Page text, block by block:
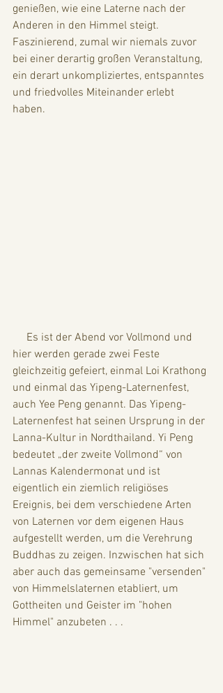
genießen, wie eine Laterne nach der
Anderen in den Himmel steigt.
Faszinierend, zumal wir niemals zuvor
bei einer derartig großen Veranstaltung,
ein derart unkompliziertes, entspanntes
und friedvolles Miteinander erlebt
haben.
hier werden gerade zwei Feste
gleichzeitig gefeiert, einmal Loi Krathong
und einmal das Yipeng-Laternenfest,
auch Yee Peng genannt. Das Yipeng-
Laternenfest hat seinen Ursprung in der
Lanna-Kultur in Nordthailand. Yi Peng
bedeutet „der zweite Vollmond“ von
Lannas Kalendermonat und ist
eigentlich ein ziemlich religiöses
Ereignis, bei dem verschiedene Arten
von Laternen vor dem eigenen Haus
aufgestellt werden, um die Verehrung
Buddhas zu zeigen. Inzwischen hat sich
aber auch das gemeinsame "versenden"
von Himmelslaternen etabliert, um
Gottheiten und Geister im "hohen
Himmel" anzubeten . . .